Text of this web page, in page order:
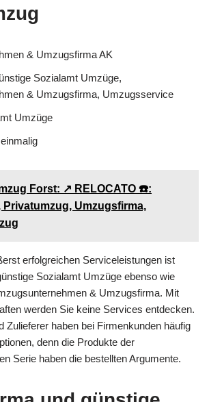
& Umzugsfirma AK
Sozialamt Umzüge,
& Umzugsfirma, Umzugsservice
Umzüge
Forst: ↗️ RELOCATO ☎️:
Privatumzug, Umzugsfirma,
erfolgreichen Serviceleistungen ist
Sozialamt Umzüge ebenso wie
& Umzugsfirma. Mit
werden Sie keine Services entdecken.
Zulieferer haben bei Firmenkunden häufig
denn die Produkte der
Serie haben die bestellten Argumente.